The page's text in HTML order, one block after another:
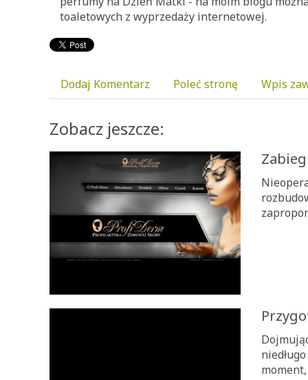
toaletowych z wyprzedaży internetowej.
Dodaj Komentarz Poleć stronę Wpis
Zobacz jeszcze: